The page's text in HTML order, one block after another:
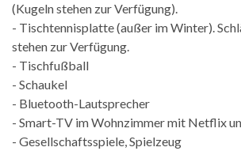
(Kugeln stehen zur Verfügung).
- Tischtennisplatte (außer im Winter).
stehen zur Verfügung.
- Tischfußball
- Schaukel
- Bluetooth-Lautsprecher
- Smart-TV im Wohnzimmer mit Netflix
- Gesellschaftsspiele, Spielzeug